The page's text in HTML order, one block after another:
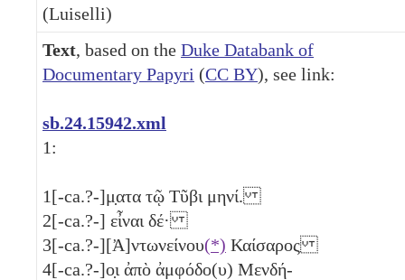
(Luiselli)
Text, based on the Duke Databank of
Documentary Papyri (CC BY), see link:
sb.24.15942.xml
1:
1[-ca.?-]μ̣ατα τῷ Τῦβι μηνί.
2[-ca.?-] εἶναι δέ·
3[-ca.?-][Ἀ]ντωνείνου(*) Καίσαρος
4[-ca.?-]ο̣ι ἀπὸ ἀμφόδο(υ) Μενδή-